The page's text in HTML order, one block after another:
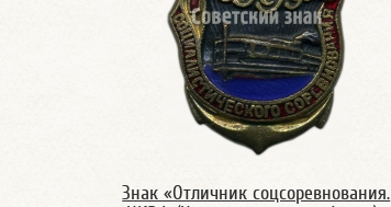
Знак «Отличник соцсоревнования.